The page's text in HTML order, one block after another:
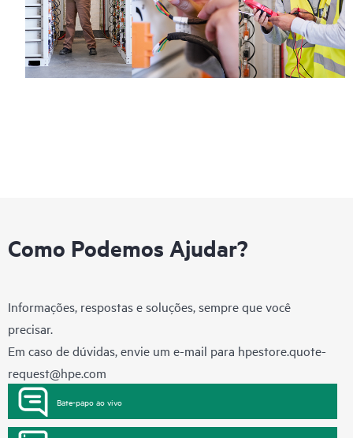
Como Podemos Ajudar?
Informações, respostas e soluções, sempre que você
precisar.
Em caso de dúvidas, envie um e-mail para hpestore.quote-
request@hpe.com
Bate-papo ao vivo